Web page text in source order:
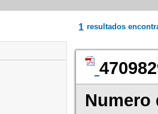
1 resultados
Numero